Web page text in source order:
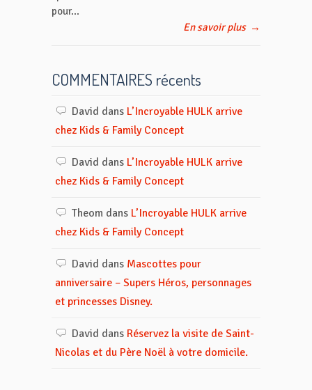
pour...
En savoir plus →
COMMENTAIRES récents
David dans L’Incroyable HULK arrive
chez Kids & Family Concept
David dans L’Incroyable HULK arrive
chez Kids & Family Concept
Theom dans L’Incroyable HULK arrive
chez Kids & Family Concept
David dans Mascottes pour
anniversaire – Supers Héros, personnages
et princesses Disney.
David dans Réservez la visite de Saint-
Nicolas et du Père Noël à votre domicile.